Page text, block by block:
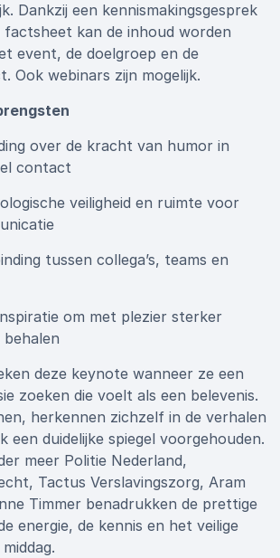
Dankzij een kennismakingsgesprek
kan de inhoud worden
event, de doelgroep en de
Ook webinars zijn mogelijk.
over de kracht van humor in
contact
veiligheid en ruimte voor
tussen collega’s, teams en
om met plezier sterker
deze keynote wanneer ze een
zoeken die voelt als een belevenis.
herkennen zichzelf in de verhalen
een duidelijke spiegel voorgehouden.
meer Politie Nederland,
Tactus Verslavingszorg, Aram
Timmer benadrukken de prettige
energie, de kennis en het veilige